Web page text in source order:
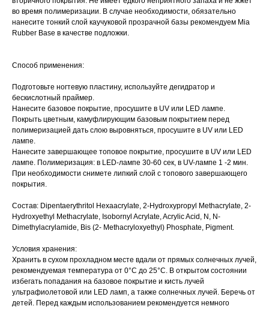
во время полимеризации. В случае необходимости, обязательно
нанесите тонкий слой каучуковой прозрачной базы рекомендуем Mia
Rubber Base в качестве подложки.
Способ применения:
Подготовьте ногтевую пластину, используйте дегидратор и
бескислотный праймер.
Нанесите базовое покрытие, просушите в UV или LED лампе.
Покрыть цветным, камуфлирующим базовым покрытием перед
полимеризацией дать слою выровняться, просушите в UV или LED
лампе.
Нанесите завершающее топовое покрытие, просушите в UV или LED
лампе. Полимеризация: в LED-лампе 30-60 сек, в UV-лампе 1 -2 мин.
При необходимости снимете липкий слой с топового завершающего
покрытия.
Состав: Dipentaerythritol Hexaacrylate, 2-Hydroxypropyl Methacrylate, 2-
Hydroxyethyl Methacrylate, Isobornyl Acrylate, Acrylic Acid, N, N-
Dimethylacrylamide, Bis (2- Methacryloxyethyl) Phosphate, Pigment.
Условия хранения:
Хранить в сухом прохладном месте вдали от прямых солнечных лучей,
рекомендуемая температура от 0°С до 25°С. В открытом состоянии
избегать попадания на базовое покрытие и кисть лучей
ультрафиолетовой или LED ламп, а также солнечных лучей. Беречь от
детей. Перед каждым использованием рекомендуется немного